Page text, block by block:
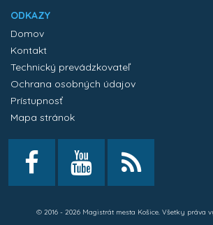
ODKAZY
Domov
Kontakt
Technický prevádzkovateľ
Ochrana osobných údajov
Prístupnosť
Mapa stránok
© 2016 - 2026 Magistrát mesta Košice. Všetky práva